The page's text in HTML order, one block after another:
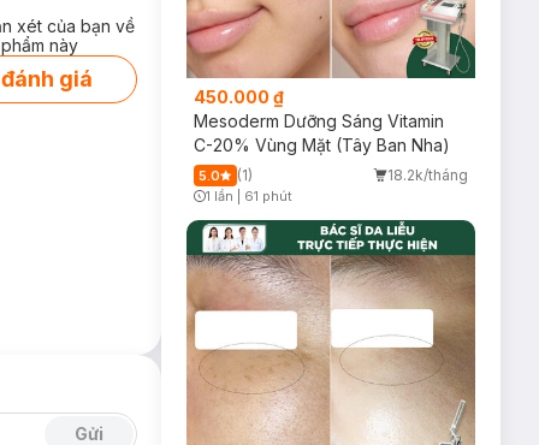
xét của bạn về
này
giá
Gửi
450.000 ₫
Mesoderm Dưỡng Sáng Vitamin
C-20% Vùng Mặt (Tây Ban Nha)
5.0 (1) 18.2k/tháng
1 lần 61 phút